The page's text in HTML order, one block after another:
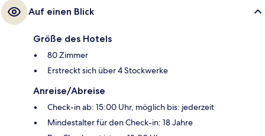
Auf einen Blick
Größe des Hotels
80 Zimmer
Erstreckt sich über 4 Stockwerke
Anreise/Abreise
Check-in ab: 15:00 Uhr, möglich bis: jederzeit
Mindestalter für den Check-in: 18 Jahre